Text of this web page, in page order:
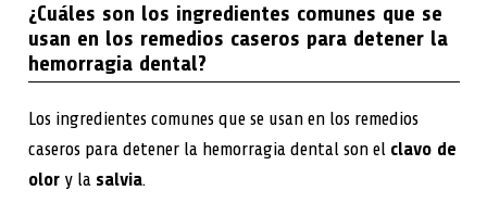
¿Cuáles son los ingredientes comunes que se
usan en los remedios caseros para detener la
hemorragia dental?
Los ingredientes comunes que se usan en los remedios
caseros para detener la hemorragia dental son el clavo de
olory la salvia.